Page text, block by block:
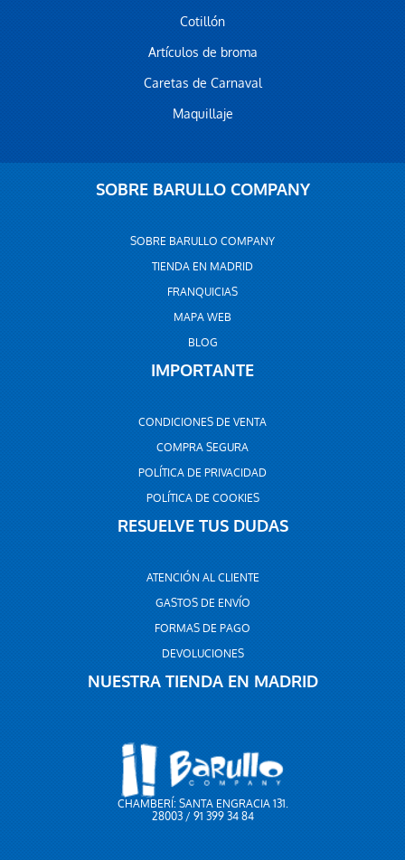
Cotillón
Artículos de broma
Caretas de Carnaval
Maquillaje
SOBRE BARULLO COMPANY
SOBRE BARULLO COMPANY
TIENDA EN MADRID
FRANQUICIAS
MAPA WEB
BLOG
IMPORTANTE
CONDICIONES DE VENTA
COMPRA SEGURA
POLÍTICA DE PRIVACIDAD
POLÍTICA DE COOKIES
RESUELVE TUS DUDAS
ATENCIÓN AL CLIENTE
GASTOS DE ENVÍO
FORMAS DE PAGO
DEVOLUCIONES
NUESTRA TIENDA EN MADRID
CHAMBERÍ: SANTA ENGRACIA 131.
28003 / 91 399 34 84